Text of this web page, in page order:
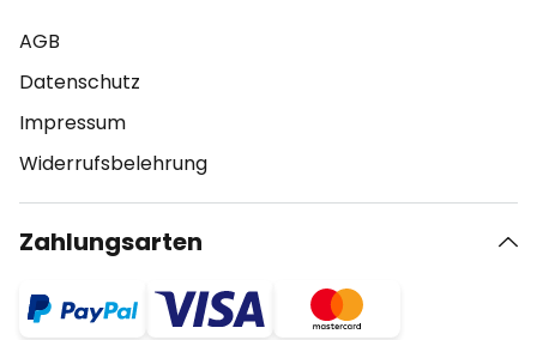
AGB
Datenschutz
Impressum
Widerrufsbelehrung
Zahlungsarten